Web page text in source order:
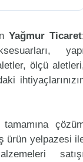
Yağmur Ticaret
ölçü
tamamına
ürün yelpazesi